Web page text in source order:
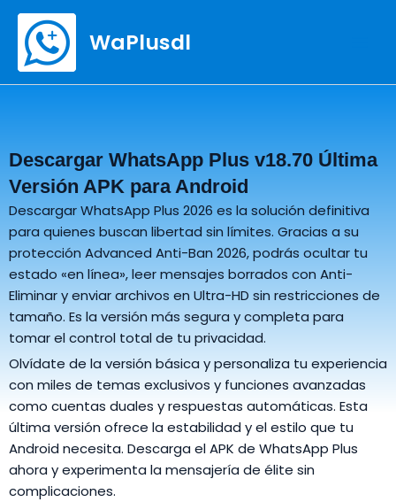
contenido
WaPlusdl
Descargar WhatsApp Plus v18.70 Última
Versión APK para Android
Descargar WhatsApp Plus 2026 es la solución definitiva
para quienes buscan libertad sin límites. Gracias a su
protección Advanced Anti-Ban 2026, podrás ocultar tu
estado «en línea», leer mensajes borrados con Anti-
Eliminar y enviar archivos en Ultra-HD sin restricciones de
tamaño. Es la versión más segura y completa para
tomar el control total de tu privacidad.
Olvídate de la versión básica y personaliza tu experiencia
con miles de temas exclusivos y funciones avanzadas
como cuentas duales y respuestas automáticas. Esta
última versión ofrece la estabilidad y el estilo que tu
Android necesita. Descarga el APK de WhatsApp Plus
ahora y experimenta la mensajería de élite sin
complicaciones.